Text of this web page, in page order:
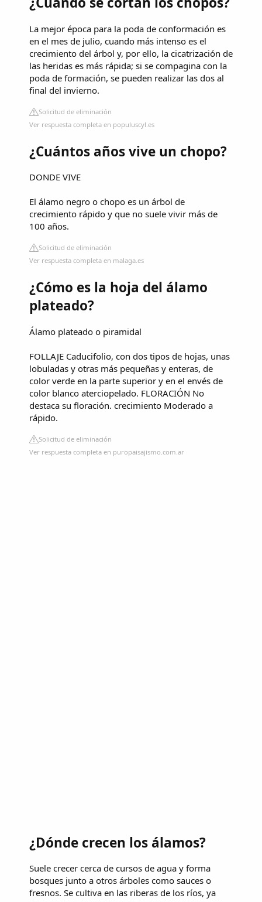
La mejor época para la poda de conformación es
en el mes de julio, cuando más intenso es el
crecimiento del árbol y, por ello, la cicatrización de
las heridas es más rápida; si se compagina con la
poda de formación, se pueden realizar las dos al
final del invierno.
Solicitud de eliminación
Ver respuesta completa en populuscyl.es
¿Cuántos años vive un chopo?
DONDE VIVE
El álamo negro o chopo es un árbol de
crecimiento rápido y que no suele vivir más de
100 años.
Solicitud de eliminación
Ver respuesta completa en malaga.es
¿Cómo es la hoja del álamo
plateado?
Álamo plateado o piramidal
FOLLAJE Caducifolio, con dos tipos de hojas, unas
lobuladas y otras más pequeñas y enteras, de
color verde en la parte superior y en el envés de
color blanco aterciopelado. FLORACIÓN No
destaca su floración. crecimiento Moderado a
rápido.
Solicitud de eliminación
Ver respuesta completa en puropaisajismo.com.ar
¿Dónde crecen los álamos?
Suele crecer cerca de cursos de agua y forma
bosques junto a otros árboles como sauces o
fresnos. Se cultiva en las riberas de los ríos, ya